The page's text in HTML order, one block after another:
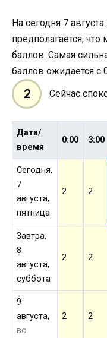
На сегодня 7
предполагается, что
баллов. Самая
баллов ожидается с
2 Сейчас
Дата/
время
0:00 3:00
Сегодня,
7
августа,
пятница
2 2
Завтра,
8
августа,
суббота
2 2
9
августа,
вс
2 2